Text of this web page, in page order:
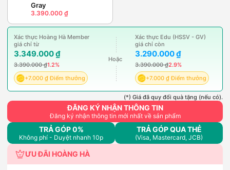
Gray
3.390.000 ₫
Xác thực Hoàng Hà Member
giá chỉ từ
3.349.000 ₫
3.390.000 ₫1.2%
+7.000 ₫ Điểm thưởng
Hoặc
Xác thực Edu (HSSV - GV)
giá chỉ còn
3.290.000 ₫
3.390.000 ₫2.9%
+7.000 ₫ Điểm thưởng
(*) Giá đã quy đổi quà tặng (nếu có).
ĐĂNG KÝ NHẬN THÔNG TIN
Đăng ký nhận thông tin mới nhất về sản phẩm
TRẢ GÓP 0%
Không phí - Duyệt nhanh 10p
TRẢ GÓP QUA THẺ
(Visa, Mastercard, JCB)
ƯU ĐÃI HOÀNG HÀ